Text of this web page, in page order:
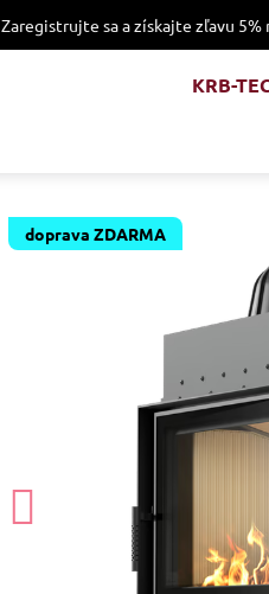
Zaregistrujte sa a získajte zľavu 5%
KRB-
doprava ZDARMA